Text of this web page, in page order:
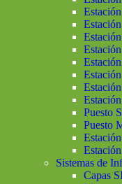
Puesto
Puesto
Sistemas de
Capas